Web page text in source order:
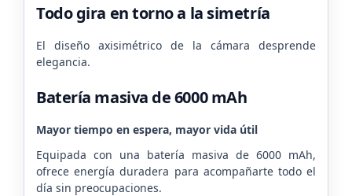
Todo gira en torno a la simetría
El diseño axisimétrico de la cámara desprende
elegancia.
Batería masiva de 6000 mAh
Mayor tiempo en espera, mayor vida útil
Equipada con una batería masiva de 6000 mAh,
ofrece energía duradera para acompañarte todo el
día sin preocupaciones.